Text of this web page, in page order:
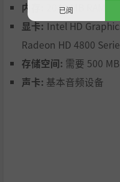
内存:
2048 MB RAM
显卡: Intel HD
Radeon HD 4800
存储空间: 需要 500
声卡: 基本音频设备
已阅